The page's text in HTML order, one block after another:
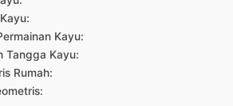
Kayu:
Tangga Kayu:
Rumah: